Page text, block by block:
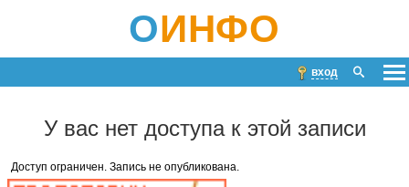
ОИНФО
вход
У вас нет доступа к этой записи
Доступ ограничен. Запись не опубликована.